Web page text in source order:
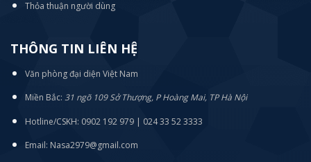
Thỏa thuận người dùng
THÔNG TIN LIÊN HỆ
Văn phòng đại diện Việt Nam
Miền Bắc: 31 ngõ 109 Sở Thượng, P Hoàng Mai, TP Hà Nội
Hotline/CSKH: 0902 192 979 | 024 33 52 3333
Email: Nasa2979@gmail.com